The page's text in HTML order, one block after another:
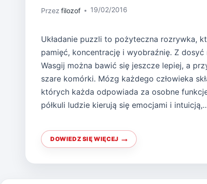
Przez filozof 19/02/2016
Układanie puzzli to pożyteczna rozrywka,
pamięć, koncentrację i wyobraźnię. Z
Wasgij można bawić się jeszcze lepiej, a
szare komórki. Mózg każdego człowieka
których każda odpowiada za osobne
półkuli ludzie kierują się emocjami i
DOWIEDZ SIĘ WIĘCEJ
TRENUJ
MÓZG
WASGIJ.